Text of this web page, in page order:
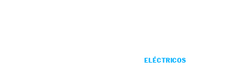
ELÉCTRICOS